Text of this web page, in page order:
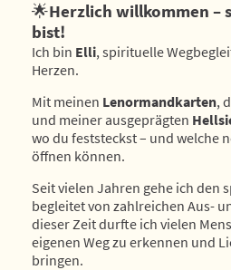
🌟Herzlich willkommen –
bist!
Ich bin Elli, spirituelle
Herzen.
Mit meinen Lenormandkarten,
und meiner ausgeprägten
wo du feststeckst – und welche
öffnen können.
Seit vielen Jahren gehe ich den
begleitet von zahlreichen Aus-
dieser Zeit durfte ich vielen
eigenen Weg zu erkennen und
bringen.